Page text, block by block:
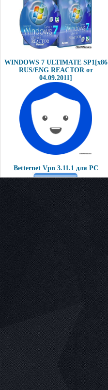
WINDOWS 7 ULTIMATE SP1[x86
RUS/ENG REACTOR от
04.09.2011]
Betternet Vpn 3.11.1 для PC